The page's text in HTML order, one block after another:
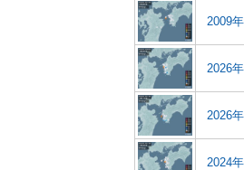
2009
2026
2026
2024